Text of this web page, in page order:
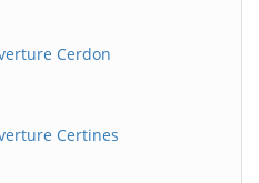
Cerdon
Certines